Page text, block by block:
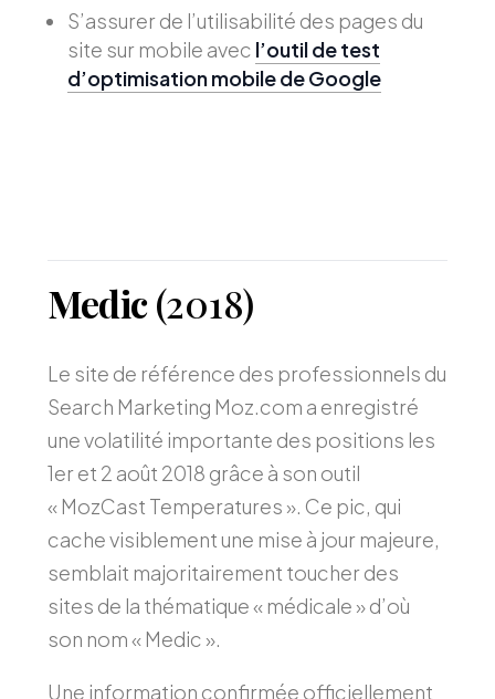
S’assurer de l’utilisabilité des pages du
site sur mobile avec l’outil de test
d’optimisation mobile de Google
Medic(2018)
Le site de référence des professionnels du
Search Marketing Moz.com a enregistré
une volatilité importante des positions les
1er et 2 août 2018 grâce à son outil
« MozCast Temperatures ». Ce pic, qui
cache visiblement une mise à jour majeure,
semblait majoritairement toucher des
sites de la thématique « médicale » d’où
son nom « Medic ».
Une information confirmée officiellement